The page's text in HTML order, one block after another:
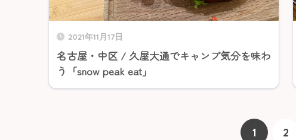
2021年11月17日
名古屋・中区 / 久屋大通でキャンプ気分を味わ
う「snow peak eat」
1 2